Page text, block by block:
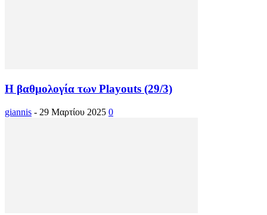
Η βαθμολογία των Playouts (29/3)
giannis - 29 Μαρτίου 2025 0